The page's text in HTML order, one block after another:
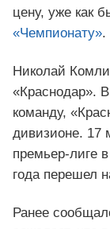
цену, уже как
«Чемпионату».
Николай
«Краснодар».
команду,
дивизионе. 17
премьер-лиге
года перешел
Ранее